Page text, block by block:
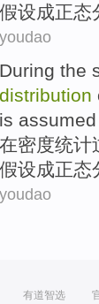
假设成正态
youdao
During the
distribution
is assumed
在密度统计
假设成正态
youdao
有道智选